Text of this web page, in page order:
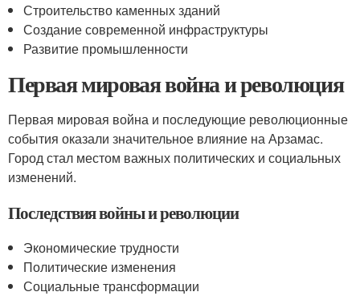
Строительство каменных зданий
Создание современной инфраструктуры
Развитие промышленности
Первая мировая война и революция
Первая мировая война и последующие революционные
события оказали значительное влияние на Арзамас.
Город стал местом важных политических и социальных
изменений.
Последствия войны и революции
Экономические трудности
Политические изменения
Социальные трансформации